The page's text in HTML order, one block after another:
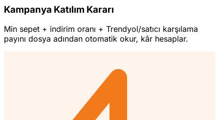
Kampanya Katılım Kararı
Min sepet + indirim oranı + Trendyol/satıcı karşılama
payını dosya adından otomatik okur, kâr hesaplar.